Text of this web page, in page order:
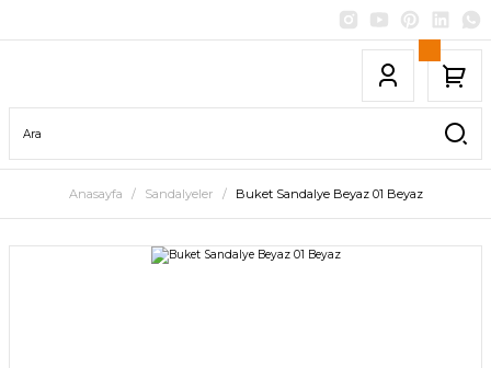
Anasayfa Sandalyeler Buket Sandalye Beyaz 01 Beyaz